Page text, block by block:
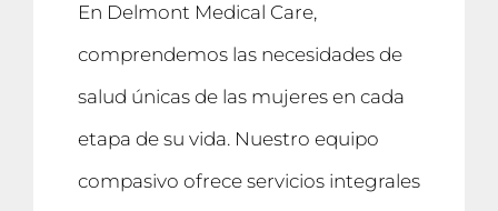
En Delmont Medical Care,
comprendemos las necesidades de
salud únicas de las mujeres en cada
etapa de su vida. Nuestro equipo
compasivo ofrece servicios integrales